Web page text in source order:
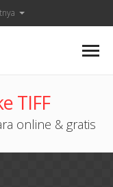
TIFF
online & gratis